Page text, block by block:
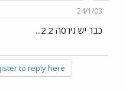
24/1/03
כבר יש גירסה 2.2...
to reply here.